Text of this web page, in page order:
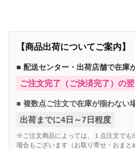
【商品出荷についてご案内】
■ 配送センター・出荷店舗で在庫
ご注文完了（ご決済完了）の
■ 複数点ご注文で在庫が揃わない
出荷までに4日～7日程度
※ご注文商品によっては、１点注文でも
場合もございます（お取り寄せ・おまと